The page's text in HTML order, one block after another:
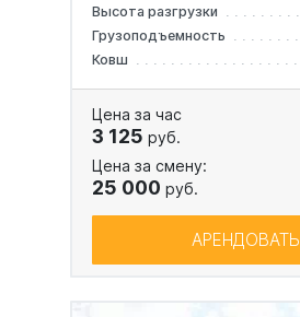
Высота разгрузки
Грузоподъемность
Ковш
Цена за час
3 125 руб.
Цена за смену:
25 000 руб.
АРЕНДОВАТЬ